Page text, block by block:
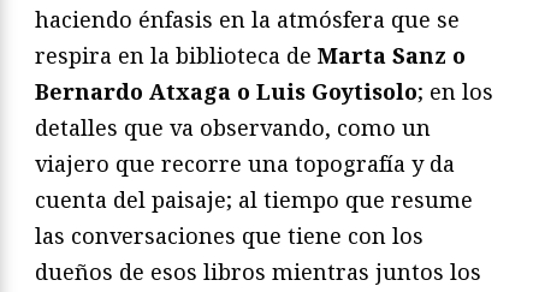
haciendo énfasis en la atmósfera que se
respira en la biblioteca de Marta Sanz o
Bernardo Atxaga o Luis Goytisolo; en los
detalles que va observando, como un
viajero que recorre una topografía y da
cuenta del paisaje; al tiempo que resume
las conversaciones que tiene con los
dueños de esos libros mientras juntos los